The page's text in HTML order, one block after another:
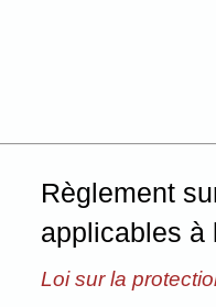
Règlement
applicables à
Loi sur la